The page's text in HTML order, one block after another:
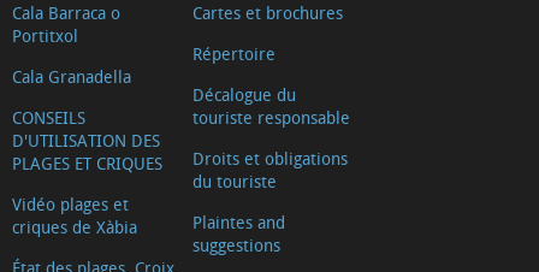
Cala Barraca o
Portitxol
Cala Granadella
CONSEILS
D'UTILISATION DES
PLAGES ET CRIQUES
Vidéo plages et
criques de Xàbia
Cartes et brochures
Répertoire
Décalogue du
touriste responsable
Droits et obligations
du touriste
Plaintes and
suggestions